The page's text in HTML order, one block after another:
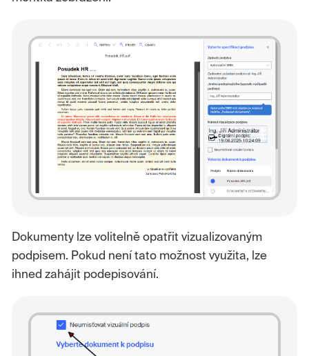
Dokumenty lze volitelně opatřit vizualizovaným
podpisem. Pokud není tato možnost využita, lze
ihned zahájit podepisování.